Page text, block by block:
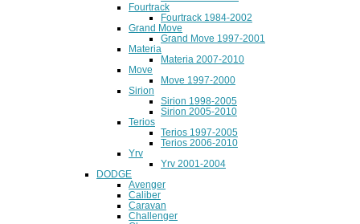
Fourtrack
Fourtrack 1984-2002
Grand Move
Grand Move 1997-2001
Materia
Materia 2007-2010
Move
Move 1997-2000
Sirion
Sirion 1998-2005
Sirion 2005-2010
Terios
Terios 1997-2005
Terios 2006-2010
Yrv
Yrv 2001-2004
DODGE
Avenger
Caliber
Caravan
Challenger